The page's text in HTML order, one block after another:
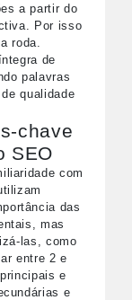
a partir do
Por isso
roda.
de
palavras
qualidade
chave
SEO
com
das
mas
las, como
entre 2 e
e
e